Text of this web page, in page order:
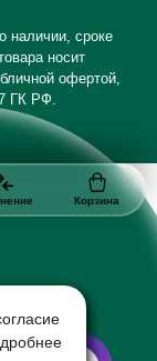
наличии, сроке
носит
офертой,
ГК РФ.
Корзина